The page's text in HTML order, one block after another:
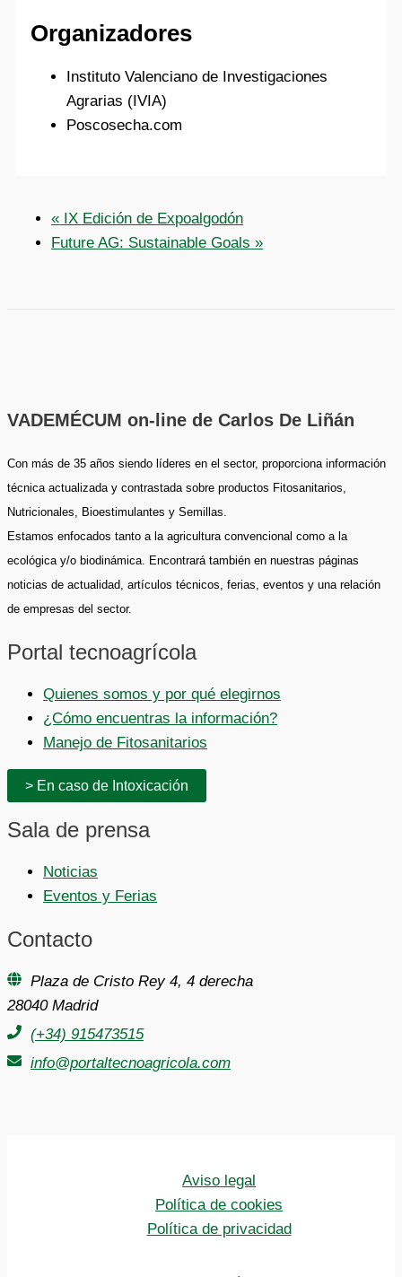
Organizadores
Instituto Valenciano de Investigaciones
Agrarias (IVIA)
Poscosecha.com
« IX Edición de Expoalgodón
Future AG: Sustainable Goals»
VADEMÉCUM on-line de Carlos De Liñán
Con más de 35 años siendo líderes en el sector, proporciona información
técnica actualizada y contrastada sobre productos Fitosanitarios,
Nutricionales, Bioestimulantes y Semillas.
Estamos enfocados tanto a la agricultura convencional como a la
ecológica y/o biodinámica. Encontrará también en nuestras páginas
noticias de actualidad, artículos técnicos, ferias, eventos y una relación
de empresas del sector.
Portal tecnoagrícola
Quienes somos y por qué elegirnos
¿Cómo encuentras la información?
Manejo de Fitosanitarios
> En caso de Intoxicación
Sala de prensa
Noticias
Eventos y Ferias
Contacto
Plaza de Cristo Rey 4, 4 derecha
28040 Madrid
(+34) 915473515
info@portaltecnoagricola.com
Aviso legal
Política de cookies
Política de privacidad